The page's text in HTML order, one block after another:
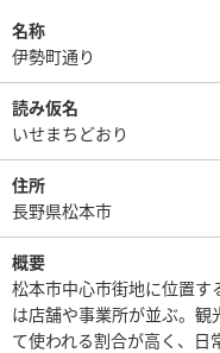
名称
伊勢町通り
読み仮名
いせまちどおり
住所
長野県松本市
概要
松本市中心市街地に位置す
は店舗や事業所が並ぶ。
て使われる割合が高く、日